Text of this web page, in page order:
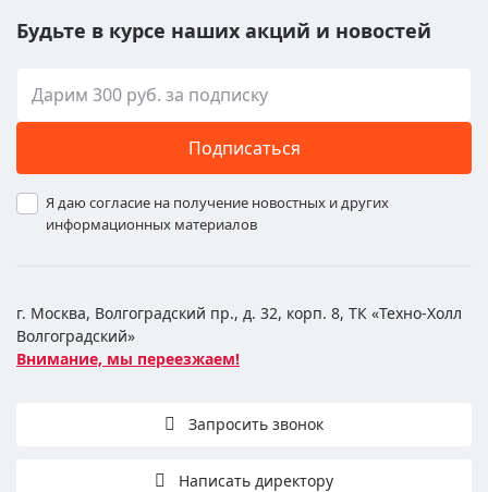
Будьте в курсе наших акций и новостей
Подписаться
Я даю согласие на получение новостных и других
информационных материалов
г. Москва, Волгоградский пр., д. 32, корп. 8, ТК «Техно-Холл
Волгоградский»
Внимание, мы переезжаем!
Запросить звонок
Написать директору